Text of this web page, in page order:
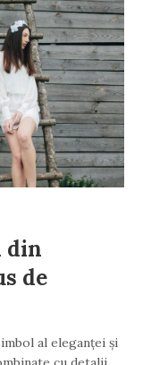
din
de
al eleganței și